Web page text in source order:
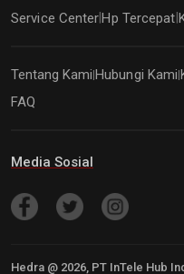
Service Center|Hp Tercepat
Tentang Kami|Hubungi Kami|
FAQ
Media Sosial
Hedra @ 2026 , PT InTele Hub